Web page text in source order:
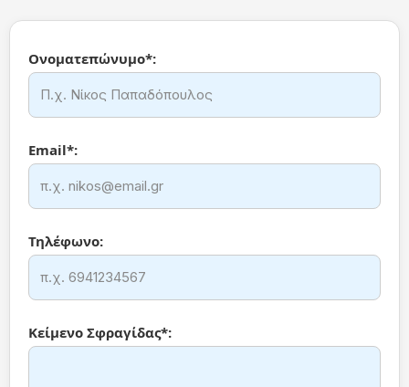
Ονοματεπώνυμο*:
Email*:
Τηλέφωνο:
Κείμενο Σφραγίδας*: